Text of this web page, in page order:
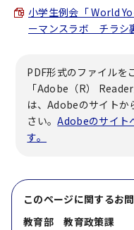
小学生例会「 World
ーマンスラボ チラシ
PDF形式のファイルを
「Adobe（R）
は、Adobeのサイトか
さい。Adobeのサイト
す。
このページに関するお
教育部 教育政策課